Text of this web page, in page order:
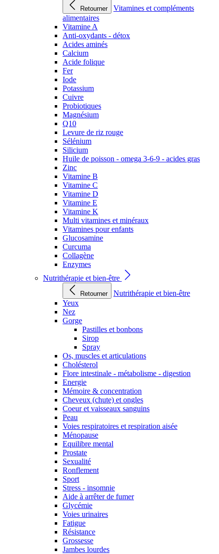
Retourner
Vitamines et compléments
alimentaires
Vitamine A
Anti-oxydants - détox
Acides aminés
Calcium
Acide folique
Fer
Iode
Potassium
Cuivre
Probiotiques
Magnésium
Q10
Levure de riz rouge
Sélénium
Silicium
Huile de poisson - omega 3-6-9 - acides gras
Zinc
Vitamine B
Vitamine C
Vitamine D
Vitamine E
Vitamine K
Multi vitamines et minéraux
Vitamines pour enfants
Glucosamine
Curcuma
Collagène
Enzymes
Nutrithérapie et bien-être
Retourner
Nutrithérapie et bien-être
Yeux
Nez
Gorge
Pastilles et bonbons
Sirop
Spray
Os, muscles et articulations
Cholésterol
Flore intestinale - métabolisme - digestion
Energie
Mémoire & concentration
Cheveux (chute) et ongles
Coeur et vaisseaux sanguins
Peau
Voies respiratoires et respiration aisée
Ménopause
Equilibre mental
Prostate
Sexualité
Ronflement
Sport
Stress - insomnie
Aide à arrêter de fumer
Glycémie
Voies urinaires
Fatigue
Résistance
Grossesse
Jambes lourdes